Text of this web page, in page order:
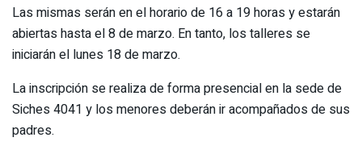
Las mismas serán en el horario de 16 a 19 horas y estarán
abiertas hasta el 8 de marzo. En tanto, los talleres se
iniciarán el lunes 18 de marzo.
La inscripción se realiza de forma presencial en la sede de
Siches 4041 y los menores deberán ir acompañados de sus
padres.